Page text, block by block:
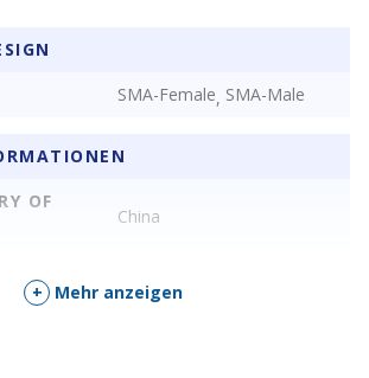
SMA-Female, SMA-Male
OF
China
+ Mehr anzeigen